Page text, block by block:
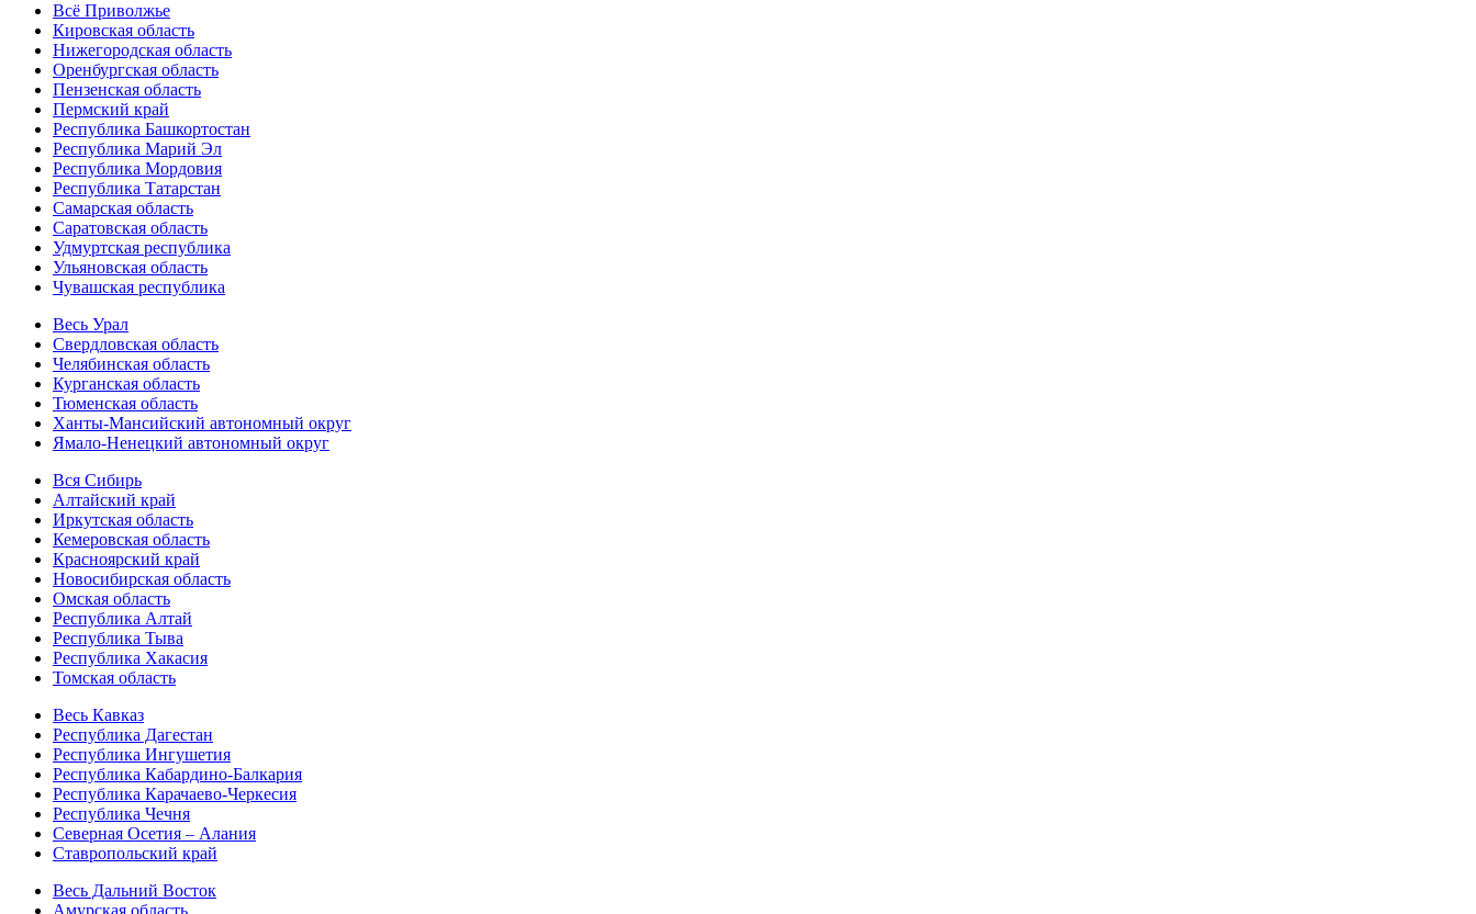
Всё Приволжье
Кировская область
Нижегородская область
Оренбургская область
Пензенская область
Пермский край
Республика Башкортостан
Республика Марий Эл
Республика Мордовия
Республика Татарстан
Самарская область
Саратовская область
Удмуртская республика
Ульяновская область
Чувашская республика
Весь Урал
Свердловская область
Челябинская область
Курганская область
Тюменская область
Ханты-Мансийский автономный округ
Ямало-Ненецкий автономный округ
Вся Сибирь
Алтайский край
Иркутская область
Кемеровская область
Красноярский край
Новосибирская область
Омская область
Республика Алтай
Республика Тыва
Республика Хакасия
Томская область
Весь Кавказ
Республика Дагестан
Республика Ингушетия
Республика Кабардино-Балкария
Республика Карачаево-Черкесия
Республика Чечня
Северная Осетия – Алания
Ставропольский край
Весь Дальний Восток
Амурская область